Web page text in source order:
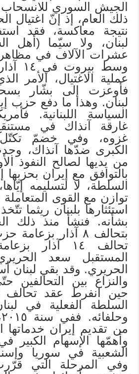
الجيش السوري
ذلك العام، إذ إنّ اغتيال
نتيجة معاكسة، فقد
لبنان، ولا سيّما (أهل
عشرات الآلاف في
وسط
عملية الاغتيال، الأمر
فأوعزت إلى بشّار
لبنان. وهذا ما دفع حزب
السياسة اللبنانية.
غارقة آنذاك في
غزوه، وفي خضمّ
الكبرى ضدّها آنذاك،
من يديها لصالح النفوذ
بالتوافق مع إيران
السلطة، لا لتسليمه
توازن مع القوى المتعاملة
استئثارها بلبنان ريثما
بشأنه. فنشأ منذ ذلك
بتحالف ٨ آذار
تحالف ١٤ آذار
المستقبل سعد
الحريري. وقد بقي لبنان
السلطة الفعلية في
من تقديم إيران خدماتها
وأهمّها الإسهام الكبير
الشعبية في سوريا
وفي المرحلة التي